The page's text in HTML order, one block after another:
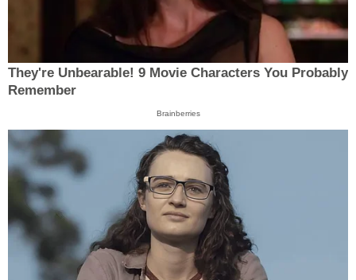
They're Unbearable! 9 Movie Characters You Probably
Remember
Brainberries